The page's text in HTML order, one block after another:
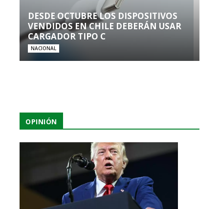
DESDE OCTUBRE LOS DISPOSITIVOS
VENDIDOS EN CHILE DEBERÁN USAR
CARGADOR TIPO C
NACIONAL
OPINIÓN